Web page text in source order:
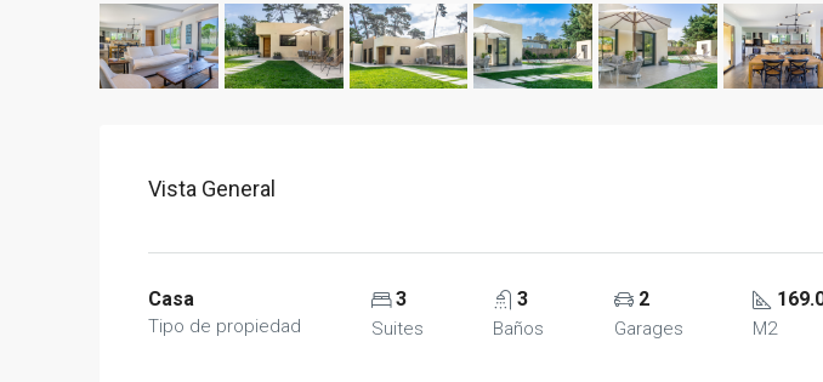
Vista General
Casa
Tipo de propiedad
3
Suites
3
Baños
2
Garages M2